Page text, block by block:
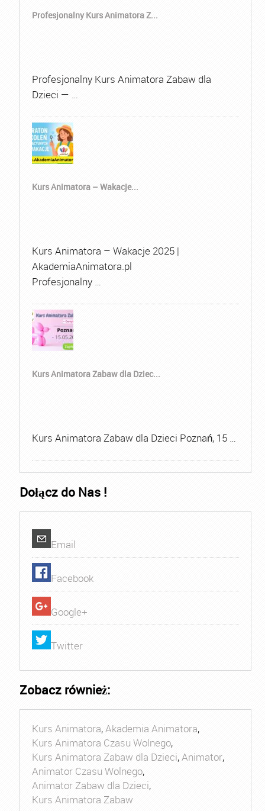
Profesjonalny Kurs Animatora Z...
Profesjonalny Kurs Animatora Zabaw dla
Dzieci — …
Kurs Animatora – Wakacje...
Kurs Animatora – Wakacje 2025 |
AkademiaAnimatora.pl
Profesjonalny …
Kurs Animatora Zabaw dla Dziec...
Kurs Animatora Zabaw dla Dzieci Poznań, 15 …
Dołącz do Nas !
Email
Facebook
Google+
Twitter
Zobacz również:
Kurs Animatora,Akademia Animatora,
Kurs Animatora Czasu Wolnego,
Kurs Animatora Zabaw dla Dzieci,Animator,
Animator Czasu Wolnego,
Animator Zabaw dla Dzieci,
Kurs Animatora Zabaw